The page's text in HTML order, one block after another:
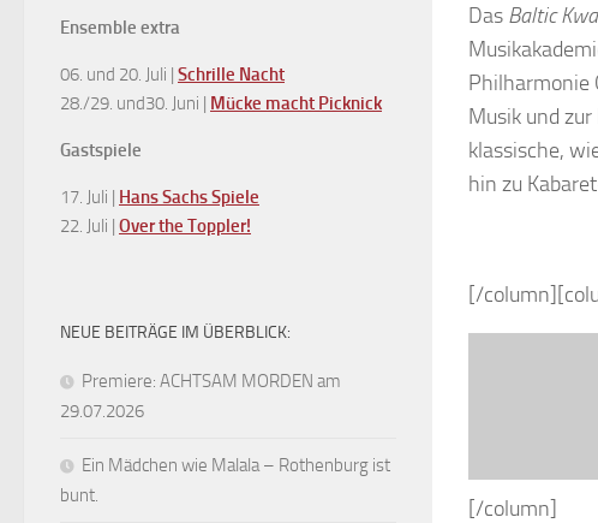
Das Baltic
Philharmonie
Musik und
klassische,
hin zu
[/
[/column]
Ensemble extra
06. und 20. Juli | Schrille Nacht
28./29. und30. Juni | Mücke macht Picknick
Gastspiele
17. Juli | Hans Sachs Spiele
22. Juli | Over the Toppler!
NEUE BEITRÄGE IM ÜBERBLICK:
Premiere: ACHTSAM MORDEN am
29.07.2026
Ein Mädchen wie Malala – Rothenburg ist
bunt.